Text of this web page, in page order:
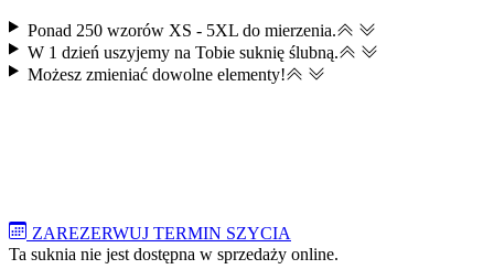
Ponad 250 wzorów XS - 5XL do mierzenia.
W 1 dzień uszyjemy na Tobie suknię ślubną.
Możesz zmieniać dowolne elementy​!
ZAREZERWUJ TERMIN SZYCIA
Ta suknia nie jest dostępna w sprzedaży online.